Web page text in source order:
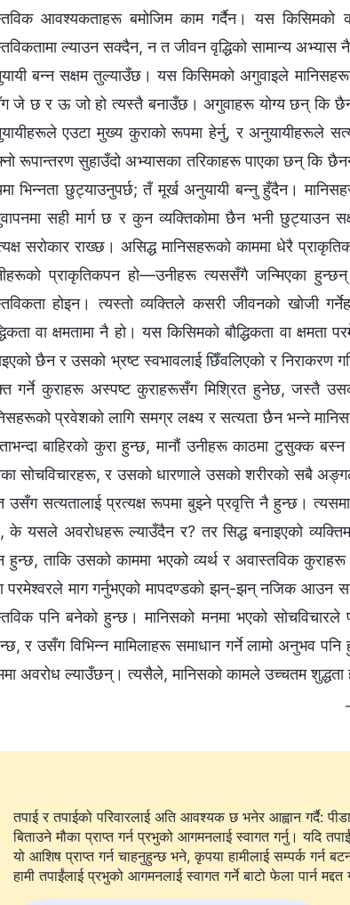
आवश्‍यकताहरू बमोजिम काम गर्दैन। यस किसिमको
ल्याउन सक्दैन, न त जीवन वृद्धिको सामान्य
बन्‍न सक्षम तुल्याउँछ। यस किसिमको अगुवाइले
जे छ र ऊ जो हो त्यस्तै बनाउँछ। अगुवाहरू योग्य छन् कि छैन
एउटा मुख्य कुराको रूपमा हेर्नु, र अनुयायीहरूले
रूपान्तरण सुहाउँदो अभ्यासका तरिकाहरू पाएका छन् कि
भिन्‍नता छुट्याउनुपर्छ; तँ मूर्ख अनुयायी बन्‍नु हुँदैन।
सही मार्ग छ र कुन व्यक्तिकोमा छैन भनी
सरोकार राख्‍छ। असिद्ध मानिसहरूको काममा धेरै
प्राकृतिकपन हो—उनीहरू त्यससँगै जन्मिएका
होइन। त्यस्तो व्यक्तिले कसरी जीवनको खोजी
वा क्षमतामा नै हो। यस किसिमको बौद्धिकता वा
छैन र उसको भ्रष्‍ट स्वभावलाई छिँवलिएको र
गर्ने कुराहरू अस्पष्ट कुराहरूसँग मिश्रित हुनेछ, जस्तै
प्रवेशको लागि समग्र लक्ष्य र सत्यता छैन भन्‍ने
बाहिरको कुरा हुन्छ, मानौं उनीहरू काठमा टुसुक्‍क
सोचविचारहरू, र उसको धारणाले उसको शरीरको सबै
उसँग सत्यतालाई प्रत्यक्ष रूपमा बुझ्‍ने प्रवृत्ति नै हुन्छ।
के यसले अवरोधहरू ल्याउँदैन र? तर सिद्ध बनाइएको
हुन्छ, ताकि उसको काममा भएको व्यर्थ र अवास्तविक
परमेश्‍वरले माग गर्नुभएको मापदण्डको झन्-झन् नजिक आउन
पनि बनेको हुन्छ। मानिसको मनमा भएको
र उसँग विभिन्‍न मामिलाहरू समाधान गर्ने लामो अनुभव
अवरोध ल्याउँछन्। त्यसैले, मानिसको कामले उच्‍चतम शुद्धता
तपाई र तपाईको परिवारलाई अति आवश्यक छ भनेर आह्वान गर्दै:
बिताउने मौका प्राप्त गर्न प्रभुको आगमनलाई स्वागत गर्नु। यदि
यो आशिष प्राप्त गर्न चाहनुहुन्छ भने, कृपया हामीलाई सम्पर्क गर्न
हामी तपाईंलाई प्रभुको आगमनलाई स्वागत गर्ने बाटो फेला पार्न मद्दत